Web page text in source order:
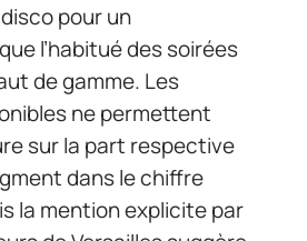
pour un
l’habitué des soirées
de gamme. Les
ne permettent
sur la part respective
dans le chiffre
la mention explicite par